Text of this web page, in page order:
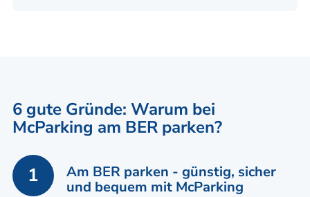
6 gute Gründe: Warum bei
McParking am BER parken?
1
Am BER parken - günstig, sicher
und bequem mit McParking